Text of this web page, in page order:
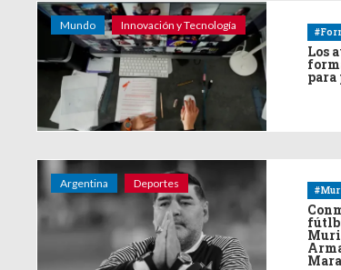
Mundo Innovación y Tecnología
Los
para
Argentina Deportes